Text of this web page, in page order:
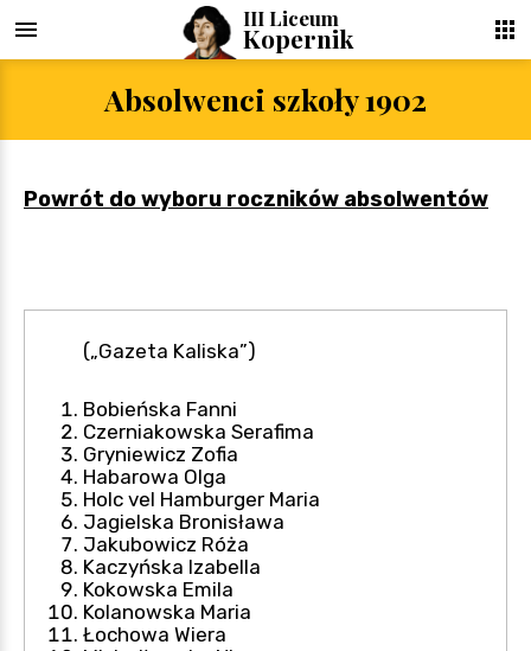
III Liceum
Kopernik
Absolwenci szkoły 1902
Powrót do wyboru roczników absolwentów
(„Gazeta Kaliska”)
Bobieńska Fanni
Czerniakowska Serafima
Gryniewicz Zofia
Habarowa Olga
Holc vel Hamburger Maria
Jagielska Bronisława
Jakubowicz Róża
Kaczyńska Izabella
Kokowska Emila
Kolanowska Maria
Łochowa Wiera